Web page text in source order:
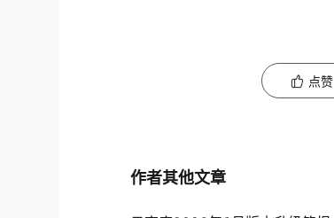
点赞
作者其他文章